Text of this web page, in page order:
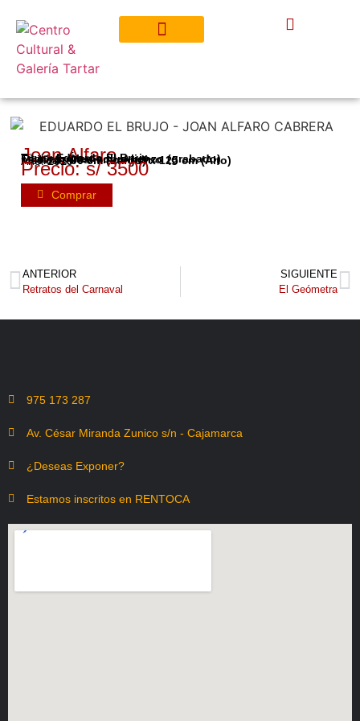
Joan Alfaro
Título:Eduardo El Brujo
Técnica:Óleo sobre lienzo (grabado)
Estilo:Surrealismo Andino
Medidas:90 cm (Largo) x 125 cm (Alto)
Año:2019
Precio: s/ 3500
Comprar
ANTERIOR
Retratos del Carnaval
SIGUIENTE
El Geómetra
975 173 287
Av. César Miranda Zunico s/n - Cajamarca
¿Deseas Exponer?
Estamos inscritos en RENTOCA